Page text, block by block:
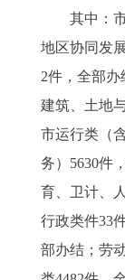
其中：
地区协同发
2件，全部办
建筑、土地
市运行类（
务）5630件
育、卫计、
行政类件33
部办结；劳